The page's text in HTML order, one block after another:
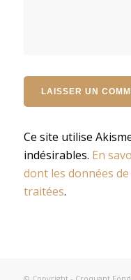
Ce site utilise
indésirables. En
dont les données
traitées.